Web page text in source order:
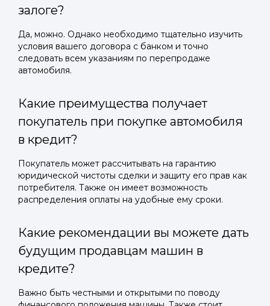
залоге?
Да, можно. Однако необходимо тщательно изучить
условия вашего договора с банком и точно
следовать всем указаниям по перепродаже
автомобиля.
Какие преимущества получает
покупатель при покупке автомобиля
в кредит?
Покупатель может рассчитывать на гарантию
юридической чистоты сделки и защиту его прав как
потребителя. Также он имеет возможность
распределения оплаты на удобные ему сроки.
Какие рекомендации вы можете дать
будущим продавцам машин в
кредите?
Важно быть честными и открытыми по поводу